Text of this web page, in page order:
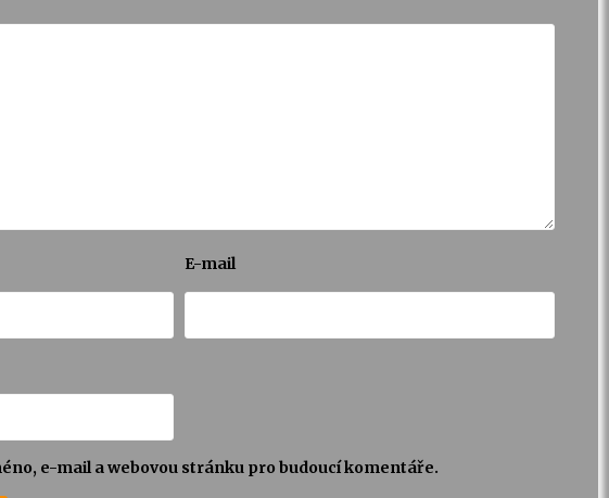
E-mail
e-mail a webovou stránku pro budoucí komentáře.